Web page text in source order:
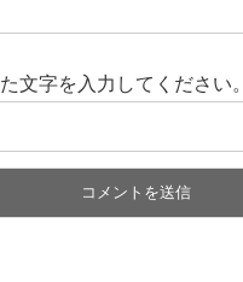
文字を入力してください。